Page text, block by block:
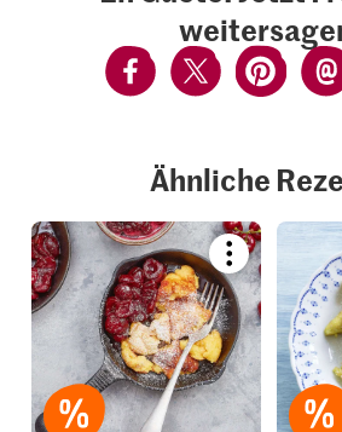
Ähnliche
Bookmark
recipe
or
add
it
to
your
collections.